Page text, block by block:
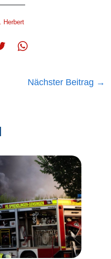
Herbert
Nächster Beitrag →